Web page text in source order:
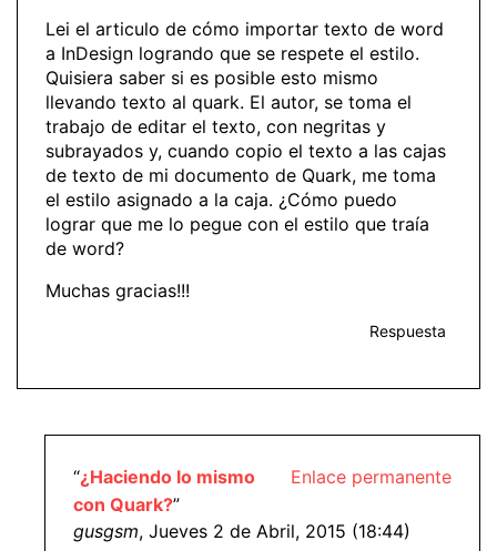
Lei el articulo de cómo importar texto de word
a InDesign logrando que se respete el estilo.
Quisiera saber si es posible esto mismo
llevando texto al quark. El autor, se toma el
trabajo de editar el texto, con negritas y
subrayados y, cuando copio el texto a las cajas
de texto de mi documento de Quark, me toma
el estilo asignado a la caja. ¿Cómo puedo
lograr que me lo pegue con el estilo que traía
de word?
Muchas gracias!!!
Respuesta
Enlace permanente
“¿Haciendo lo mismo
con Quark?”
gusgsm, Jueves 2 de Abril, 2015 (18:44)